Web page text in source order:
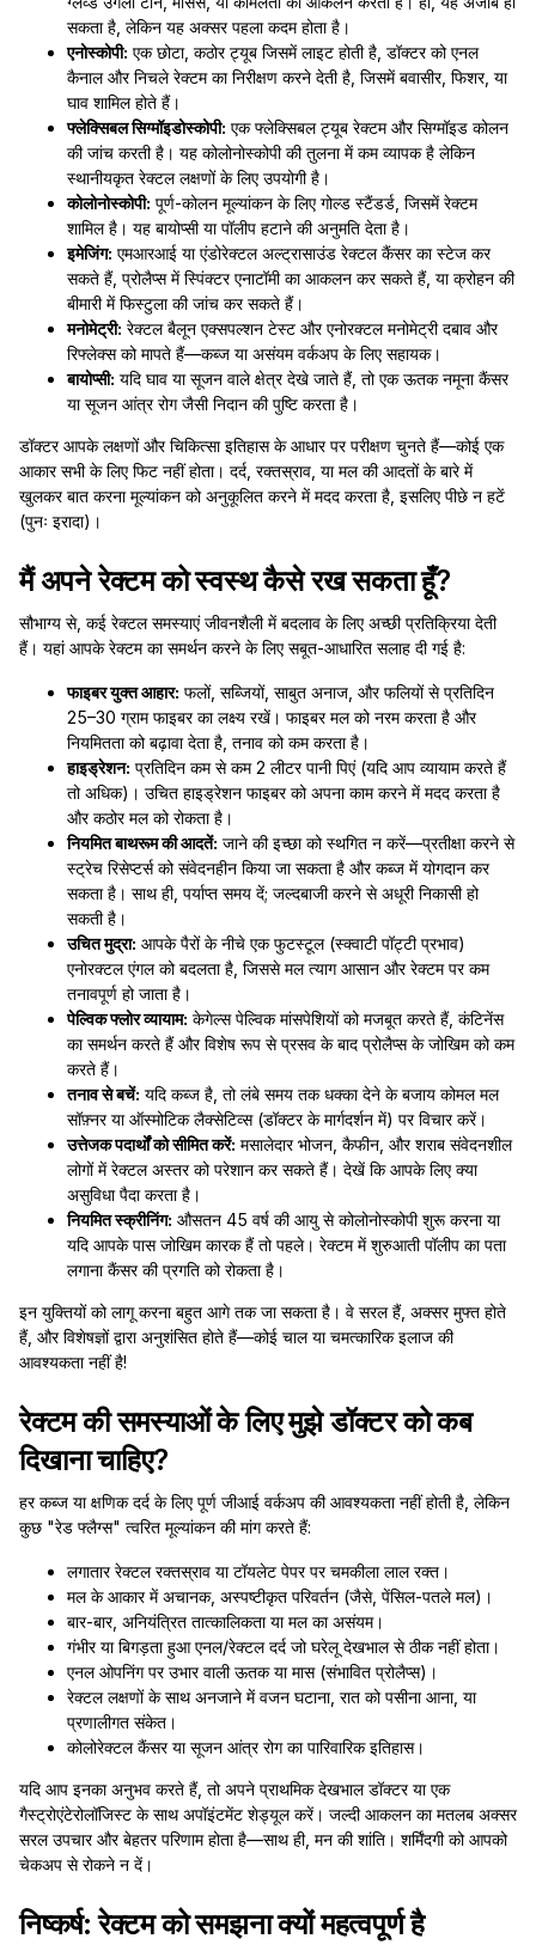
सकता है, लेकिन यह अक्सर पहला कदम होता है।
एनोस्कोपी: एक छोटा, कठोर ट्यूब जिसमें लाइट होती है, डॉक्टर को एनल
कैनाल और निचले रेक्टम का निरीक्षण करने देती है, जिसमें बवासीर, फिशर, या
घाव शामिल होते हैं।
फ्लेक्सिबल सिग्मॉइडोस्कोपी: एक फ्लेक्सिबल ट्यूब रेक्टम और सिग्मॉइड कोलन
की जांच करती है। यह कोलोनोस्कोपी की तुलना में कम व्यापक है लेकिन
स्थानीयकृत रेक्टल लक्षणों के लिए उपयोगी है।
कोलोनोस्कोपी: पूर्ण-कोलन मूल्यांकन के लिए गोल्ड स्टैंडर्ड, जिसमें रेक्टम
शामिल है। यह बायोप्सी या पॉलीप हटाने की अनुमति देता है।
इमेजिंग: एमआरआई या एंडोरेक्टल अल्ट्रासाउंड रेक्टल कैंसर का स्टेज कर
सकते हैं, प्रोलैप्स में स्पिंक्टर एनाटॉमी का आकलन कर सकते हैं, या क्रोहन की
बीमारी में फिस्टुला की जांच कर सकते हैं।
मनोमेट्री: रेक्टल बैलून एक्सपल्शन टेस्ट और एनोरक्टल मनोमेट्री दबाव और
रिफ्लेक्स को मापते हैं—कब्ज या असंयम वर्कअप के लिए सहायक।
बायोप्सी: यदि घाव या सूजन वाले क्षेत्र देखे जाते हैं, तो एक ऊतक नमूना कैंसर
या सूजन आंत्र रोग जैसी निदान की पुष्टि करता है।
डॉक्टर आपके लक्षणों और चिकित्सा इतिहास के आधार पर परीक्षण चुनते हैं—कोई एक
आकार सभी के लिए फिट नहीं होता। दर्द, रक्तस्राव, या मल की आदतों के बारे में
खुलकर बात करना मूल्यांकन को अनुकूलित करने में मदद करता है, इसलिए पीछे न हटें
(पुनः इरादा)।
मैं अपने रेक्टम को स्वस्थ कैसे रख सकता हूँ?
सौभाग्य से, कई रेक्टल समस्याएं जीवनशैली में बदलाव के लिए अच्छी प्रतिक्रिया देती
हैं। यहां आपके रेक्टम का समर्थन करने के लिए सबूत-आधारित सलाह दी गई है:
फाइबर युक्त आहार: फलों, सब्जियों, साबुत अनाज, और फलियों से प्रतिदिन
25–30 ग्राम फाइबर का लक्ष्य रखें। फाइबर मल को नरम करता है और
नियमितता को बढ़ावा देता है, तनाव को कम करता है।
हाइड्रेशन: प्रतिदिन कम से कम 2 लीटर पानी पिएं (यदि आप व्यायाम करते हैं
तो अधिक)। उचित हाइड्रेशन फाइबर को अपना काम करने में मदद करता है
और कठोर मल को रोकता है।
नियमित बाथरूम की आदतें: जाने की इच्छा को स्थगित न करें—प्रतीक्षा करने से
स्ट्रेच रिसेप्टर्स को संवेदनहीन किया जा सकता है और कब्ज में योगदान कर
सकता है। साथ ही, पर्याप्त समय दें; जल्दबाजी करने से अधूरी निकासी हो
सकती है।
उचित मुद्रा: आपके पैरों के नीचे एक फुटस्टूल (स्क्वाटी पॉट्टी प्रभाव)
एनोरक्टल एंगल को बदलता है, जिससे मल त्याग आसान और रेक्टम पर कम
तनावपूर्ण हो जाता है।
पेल्विक फ्लोर व्यायाम: केगेल्स पेल्विक मांसपेशियों को मजबूत करते हैं, कंटिनेंस
का समर्थन करते हैं और विशेष रूप से प्रसव के बाद प्रोलैप्स के जोखिम को कम
करते हैं।
तनाव से बचें: यदि कब्ज है, तो लंबे समय तक धक्का देने के बजाय कोमल मल
सॉफ़्नर या ऑस्मोटिक लैक्सेटिव्स (डॉक्टर के मार्गदर्शन में) पर विचार करें।
उत्तेजक पदार्थों को सीमित करें: मसालेदार भोजन, कैफीन, और शराब संवेदनशील
लोगों में रेक्टल अस्तर को परेशान कर सकते हैं। देखें कि आपके लिए क्या
असुविधा पैदा करता है।
नियमित स्क्रीनिंग: औसतन 45 वर्ष की आयु से कोलोनोस्कोपी शुरू करना या
यदि आपके पास जोखिम कारक हैं तो पहले। रेक्टम में शुरुआती पॉलीप का पता
लगाना कैंसर की प्रगति को रोकता है।
इन युक्तियों को लागू करना बहुत आगे तक जा सकता है। वे सरल हैं, अक्सर मुफ्त होते
हैं, और विशेषज्ञों द्वारा अनुशंसित होते हैं—कोई चाल या चमत्कारिक इलाज की
आवश्यकता नहीं है!
रेक्टम की समस्याओं के लिए मुझे डॉक्टर को कब
दिखाना चाहिए?
हर कब्ज या क्षणिक दर्द के लिए पूर्ण जीआई वर्कअप की आवश्यकता नहीं होती है, लेकिन
कुछ "रेड फ्लैग्स" त्वरित मूल्यांकन की मांग करते हैं:
लगातार रेक्टल रक्तस्राव या टॉयलेट पेपर पर चमकीला लाल रक्त।
मल के आकार में अचानक, अस्पष्टीकृत परिवर्तन (जैसे, पेंसिल-पतले मल)।
बार-बार, अनियंत्रित तात्कालिकता या मल का असंयम।
गंभीर या बिगड़ता हुआ एनल/रेक्टल दर्द जो घरेलू देखभाल से ठीक नहीं होता।
एनल ओपनिंग पर उभार वाली ऊतक या मास (संभावित प्रोलैप्स)।
रेक्टल लक्षणों के साथ अनजाने में वजन घटाना, रात को पसीना आना, या
प्रणालीगत संकेत।
कोलोरेक्टल कैंसर या सूजन आंत्र रोग का पारिवारिक इतिहास।
यदि आप इनका अनुभव करते हैं, तो अपने प्राथमिक देखभाल डॉक्टर या एक
गैस्ट्रोएंटेरोलॉजिस्ट के साथ अपॉइंटमेंट शेड्यूल करें। जल्दी आकलन का मतलब अक्सर
सरल उपचार और बेहतर परिणाम होता है—साथ ही, मन की शांति। शर्मिंदगी को आपको
चेकअप से रोकने न दें।
निष्कर्ष: रेक्टम को समझना क्यों महत्वपूर्ण है